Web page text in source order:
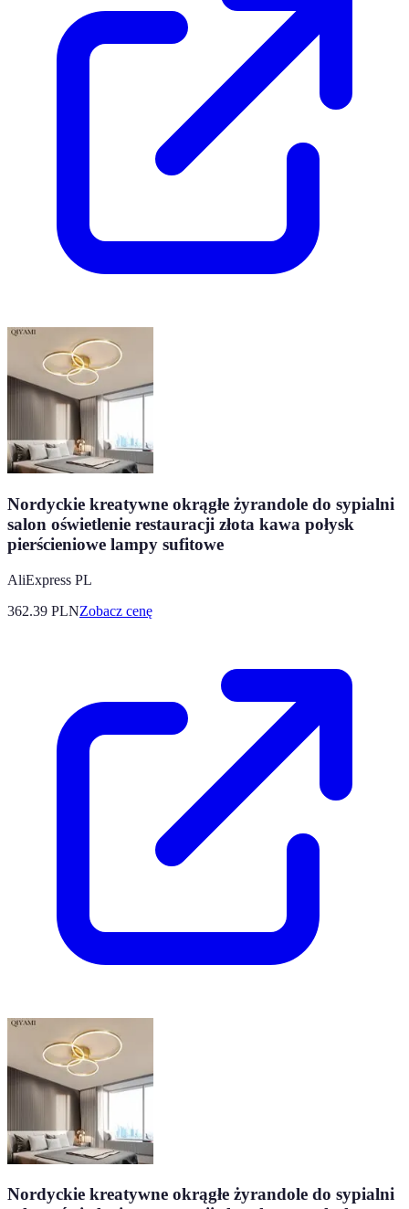
Nordyckie kreatywne okrągłe żyrandole do sypialni
salon oświetlenie restauracji złota kawa połysk
pierścieniowe lampy sufitowe
AliExpress PL
362.39 PLNZobacz cenę
Nordyckie kreatywne okrągłe żyrandole do sypialni